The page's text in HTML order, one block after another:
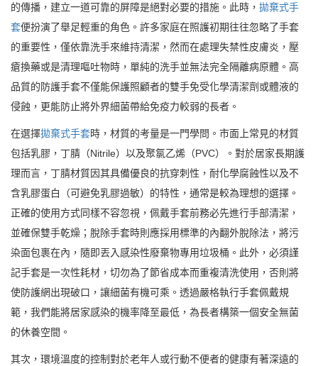
的傳播，建立一道可靠的屏障是絕對必要的措施。此時， 拋棄式手
套便扮演了舉足輕重的角色。許多家庭在照護初期往往忽略了手套
的重要性，僅依靠洗手來維持清潔，然而在處理失禁性皮膚炎，壓
瘡換藥或是清理嘔吐物時，單純的洗手並無法完全隔離病原體。高
品質的防護手套不僅能保護照顧者的雙手免受化學清潔劑或體液的
侵蝕，更能防止將外界細菌帶給免疫力較弱的長者。
在選擇拋棄式手套時，材質的考量是一門學問。市面上常見的材質
包括乳膠，丁腈（Nitrile）以及聚氯乙烯（PVC）。對於居家長期護
理而言，丁腈材質因其具備優良的抗穿刺性，耐化學腐蝕性以及不
含乳膠蛋白（可避免乳膠過敏）的特性，通常是較為理想的選擇。
正確的使用方式同樣不容忽視，佩戴手套前務必先進行手部清潔，
並確保雙手乾燥；脫除手套時則應採用標準的內翻外脫除法，將污
染面包裹在內，隨即丟入感染性廢棄物專用垃圾桶。此外，必須謹
記手套是一次性耗材，切勿為了節省成本而重複清洗使用，否則將
使防護網出現破口，讓細菌有機可乘。透過嚴格執行手套佩戴規
範，我們能將居家感染的機率降至最低，為長者構築一個安全無菌
的休養空間。
其次，環境溫度的控制對於老年人或行動不便者的健康有著深遠的